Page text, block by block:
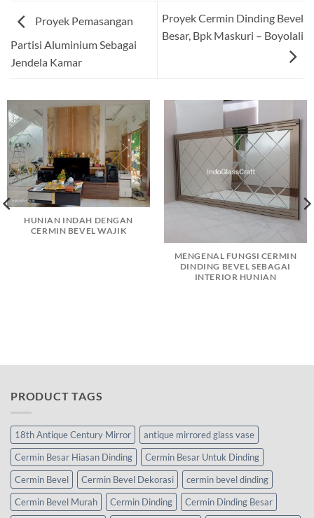
Proyek Pemasangan
Partisi Aluminium Sebagai
Jendela Kamar
Proyek Cermin Dinding Bevel
Besar, Bpk Maskuri – Boyolali
HUNIAN INDAH DENGAN
CERMIN BEVEL WAJIK
MENGENAL FUNGSI CERMIN
DINDING BEVEL SEBAGAI
INTERIOR HUNIAN
PRODUCT TAGS
18th Antique Century Mirror
antique mirrored glass vase
Cermin Besar Hiasan Dinding
Cermin Besar Untuk Dinding
Cermin Bevel
Cermin Bevel Dekorasi
cermin bevel dinding
Cermin Bevel Murah
Cermin Dinding
Cermin Dinding Besar